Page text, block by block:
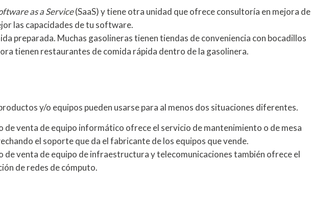
as a Service(SaaS) y tiene otra unidad que ofrece consultoría en mejora de
las capacidades de tu software.
preparada. Muchas gasolineras tienen tiendas de conveniencia con bocadillos
tienen restaurantes de comida rápida dentro de la gasolinera.
y/o equipos pueden usarse para al menos dos situaciones diferentes.
de venta de equipo informático ofrece el servicio de mantenimiento o de mesa
el soporte que da el fabricante de los equipos que vende.
de venta de equipo de infraestructura y telecomunicaciones también ofrece el
de redes de cómputo.